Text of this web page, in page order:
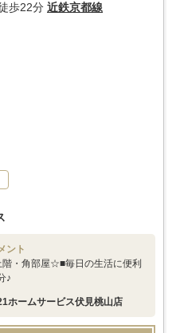
歩22分 近鉄京都線
ント
・角部屋☆■毎日の生活に便利
♪
ホームサービス伏見桃山店